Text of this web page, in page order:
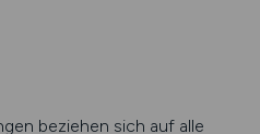
beziehen sich auf alle